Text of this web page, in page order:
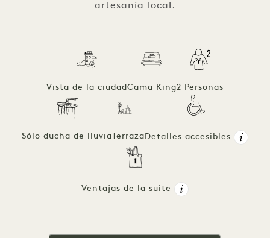
artesanía local.
Vista de la ciudad Cama King2 Personas
Sólo ducha de lluviaTerraza Detalles accesibles
Ventajas de la suite